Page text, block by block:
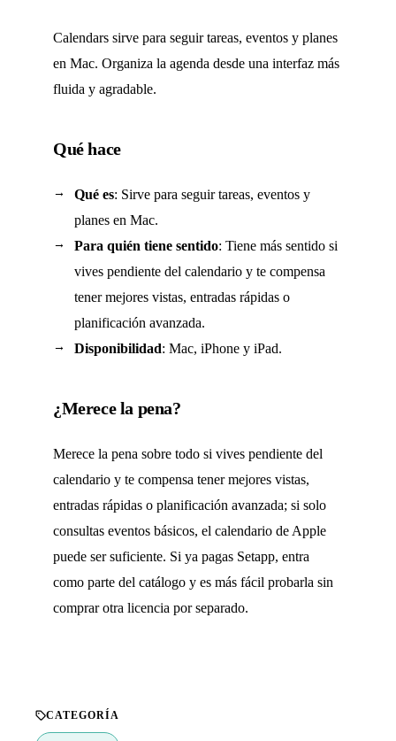
Calendars sirve para seguir tareas, eventos y planes
en Mac. Organiza la agenda desde una interfaz más
fluida y agradable.
Qué hace
Qué es: Sirve para seguir tareas, eventos y
planes en Mac.
Para quién tiene sentido: Tiene más sentido si
vives pendiente del calendario y te compensa
tener mejores vistas, entradas rápidas o
planificación avanzada.
Disponibilidad: Mac, iPhone y iPad.
¿Merece la pena?
Merece la pena sobre todo si vives pendiente del
calendario y te compensa tener mejores vistas,
entradas rápidas o planificación avanzada; si solo
consultas eventos básicos, el calendario de Apple
puede ser suficiente. Si ya pagas Setapp, entra
como parte del catálogo y es más fácil probarla sin
comprar otra licencia por separado.
CATEGORÍA